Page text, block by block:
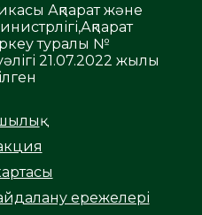
Ақпарат және
туралы №
21.07.2022 жылы
ережелері